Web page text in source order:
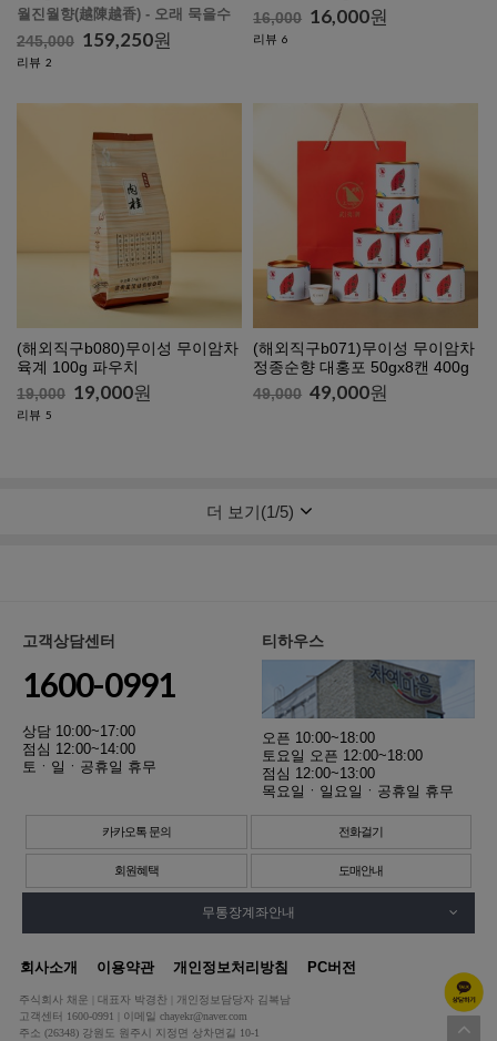
월진월향(越陳越香) - 오래 묵을수
록 향이 깊고 맛있어집니다.
245,000 159,250원
리뷰 2
16,000 16,000원
리뷰 6
(해외직구b080)무이성 무이암차
육계 100g 파우치
19,000 19,000원
리뷰 5
(해외직구b071)무이성 무이암차
정종순향 대홍포 50gx8캔 400g
49,000 49,000원
더 보기(1/5)
고객상담센터
1600-0991
상담 10:00~17:00
점심 12:00~14:00
토ㆍ일ㆍ공휴일 휴무
티하우스
오픈 10:00~18:00
토요일 오픈 12:00~18:00
점심 12:00~13:00
목요일ㆍ일요일ㆍ공휴일 휴무
카카오톡 문의 전화걸기
회원혜택 도매안내
무통장계좌안내
회사소개 이용약관 개인정보처리방침 PC버전
주식회사 채운 | 대표자 박경찬 | 개인정보담당자 김복남
고객센터 1600-0991 | 이메일 chayekr@naver.com
주소 (26348) 강원도 원주시 지정면 상차면길 10-1